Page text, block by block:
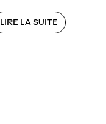
LIRE LA SUITE